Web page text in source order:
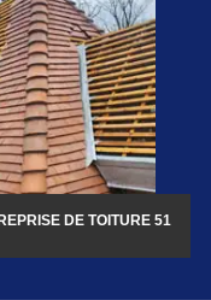
DE TOITURE 51